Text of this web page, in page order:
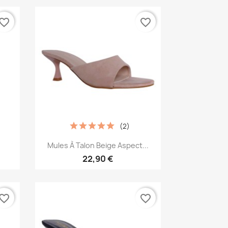
Aperçu rapide
Mules À Talon Beige Aspect...
22,90 €
(2)
favorite_border
favorite_border